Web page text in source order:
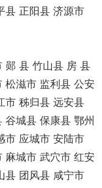
县 正阳县 济源市
郧 县 竹山县 房 县
松滋市 监利县 公安
市 秭归县 远安县
谷城县 保康县 鄂州
市 应城市 安陆市
麻城市 武穴市 红安
县 团风县 咸宁市